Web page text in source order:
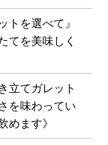
トを選べて』
てを美味しく
立てガレット
を味わってい
めます》